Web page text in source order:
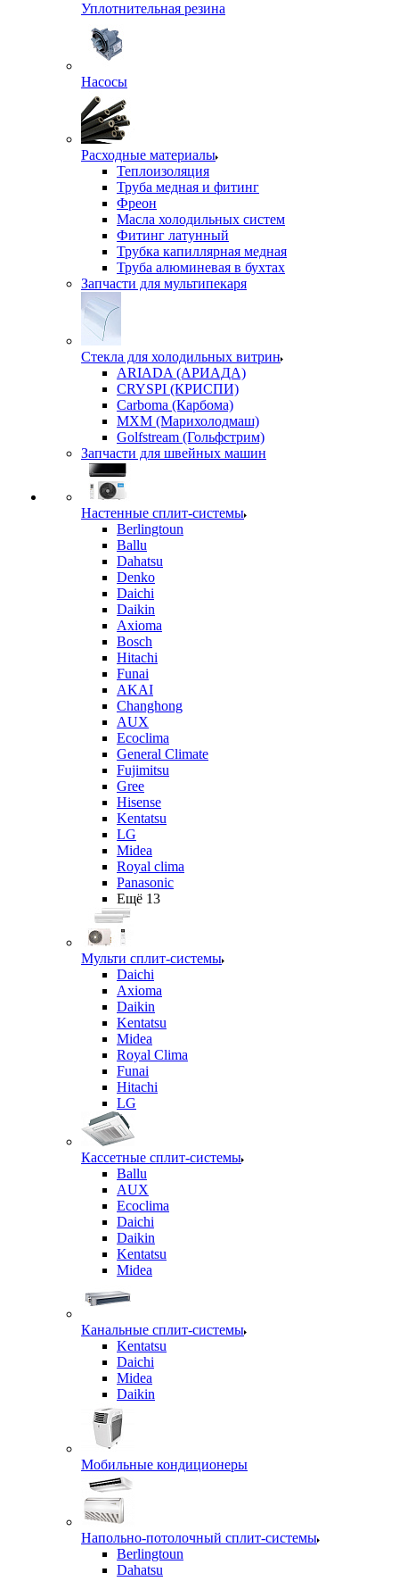
Уплотнительная резина
Насосы
Расходные материалы
Теплоизоляция
Труба медная и фитинг
Фреон
Масла холодильных систем
Фитинг латунный
Трубка капиллярная медная
Труба алюминевая в бухтах
Запчасти для мультипекаря
Стекла для холодильных витрин
ARIADA (АРИАДА)
CRYSPI (КРИСПИ)
Carboma (Карбома)
MXM (Марихолодмаш)
Golfstream (Гольфстрим)
Запчасти для швейных машин
Настенные сплит-системы
Berlingtoun
Ballu
Dahatsu
Denko
Daichi
Daikin
Axioma
Bosch
Hitachi
Funai
AKAI
Changhong
AUX
Ecoclima
General Climate
Fujimitsu
Gree
Hisense
Kentatsu
LG
Midea
Royal clima
Panasonic
Ещё 13
Мульти сплит-системы
Daichi
Axioma
Daikin
Kentatsu
Midea
Royal Clima
Funai
Hitachi
LG
Кассетные сплит-системы
Ballu
AUX
Ecoclima
Daichi
Daikin
Kentatsu
Midea
Канальные сплит-системы
Kentatsu
Daichi
Midea
Daikin
Мобильные кондиционеры
Напольно-потолочный сплит-системы
Berlingtoun
Dahatsu